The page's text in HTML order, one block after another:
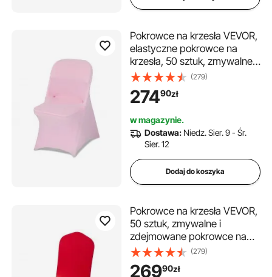
Pokrowce na krzesła VEVOR,
elastyczne pokrowce na
krzesła, 50 sztuk, zmywalne i
zdejmowane pokrowce na
krzesła z poliestru i spandexu
na wesela i bankiety,
składanych (45 x 46 x 77
cm), kolor różowy
(279)
27490zł
w magazynie.
Dostawa: Niedz. Sier. 9 - Śr.
Sier. 12
Dodaj do koszyka
Pokrowce na krzesła VEVOR,
50 sztuk, zmywalne i
zdejmowane pokrowce na
krzesła z poliestru i spandexu
na wesela, bankiety w
(279)
26990zł